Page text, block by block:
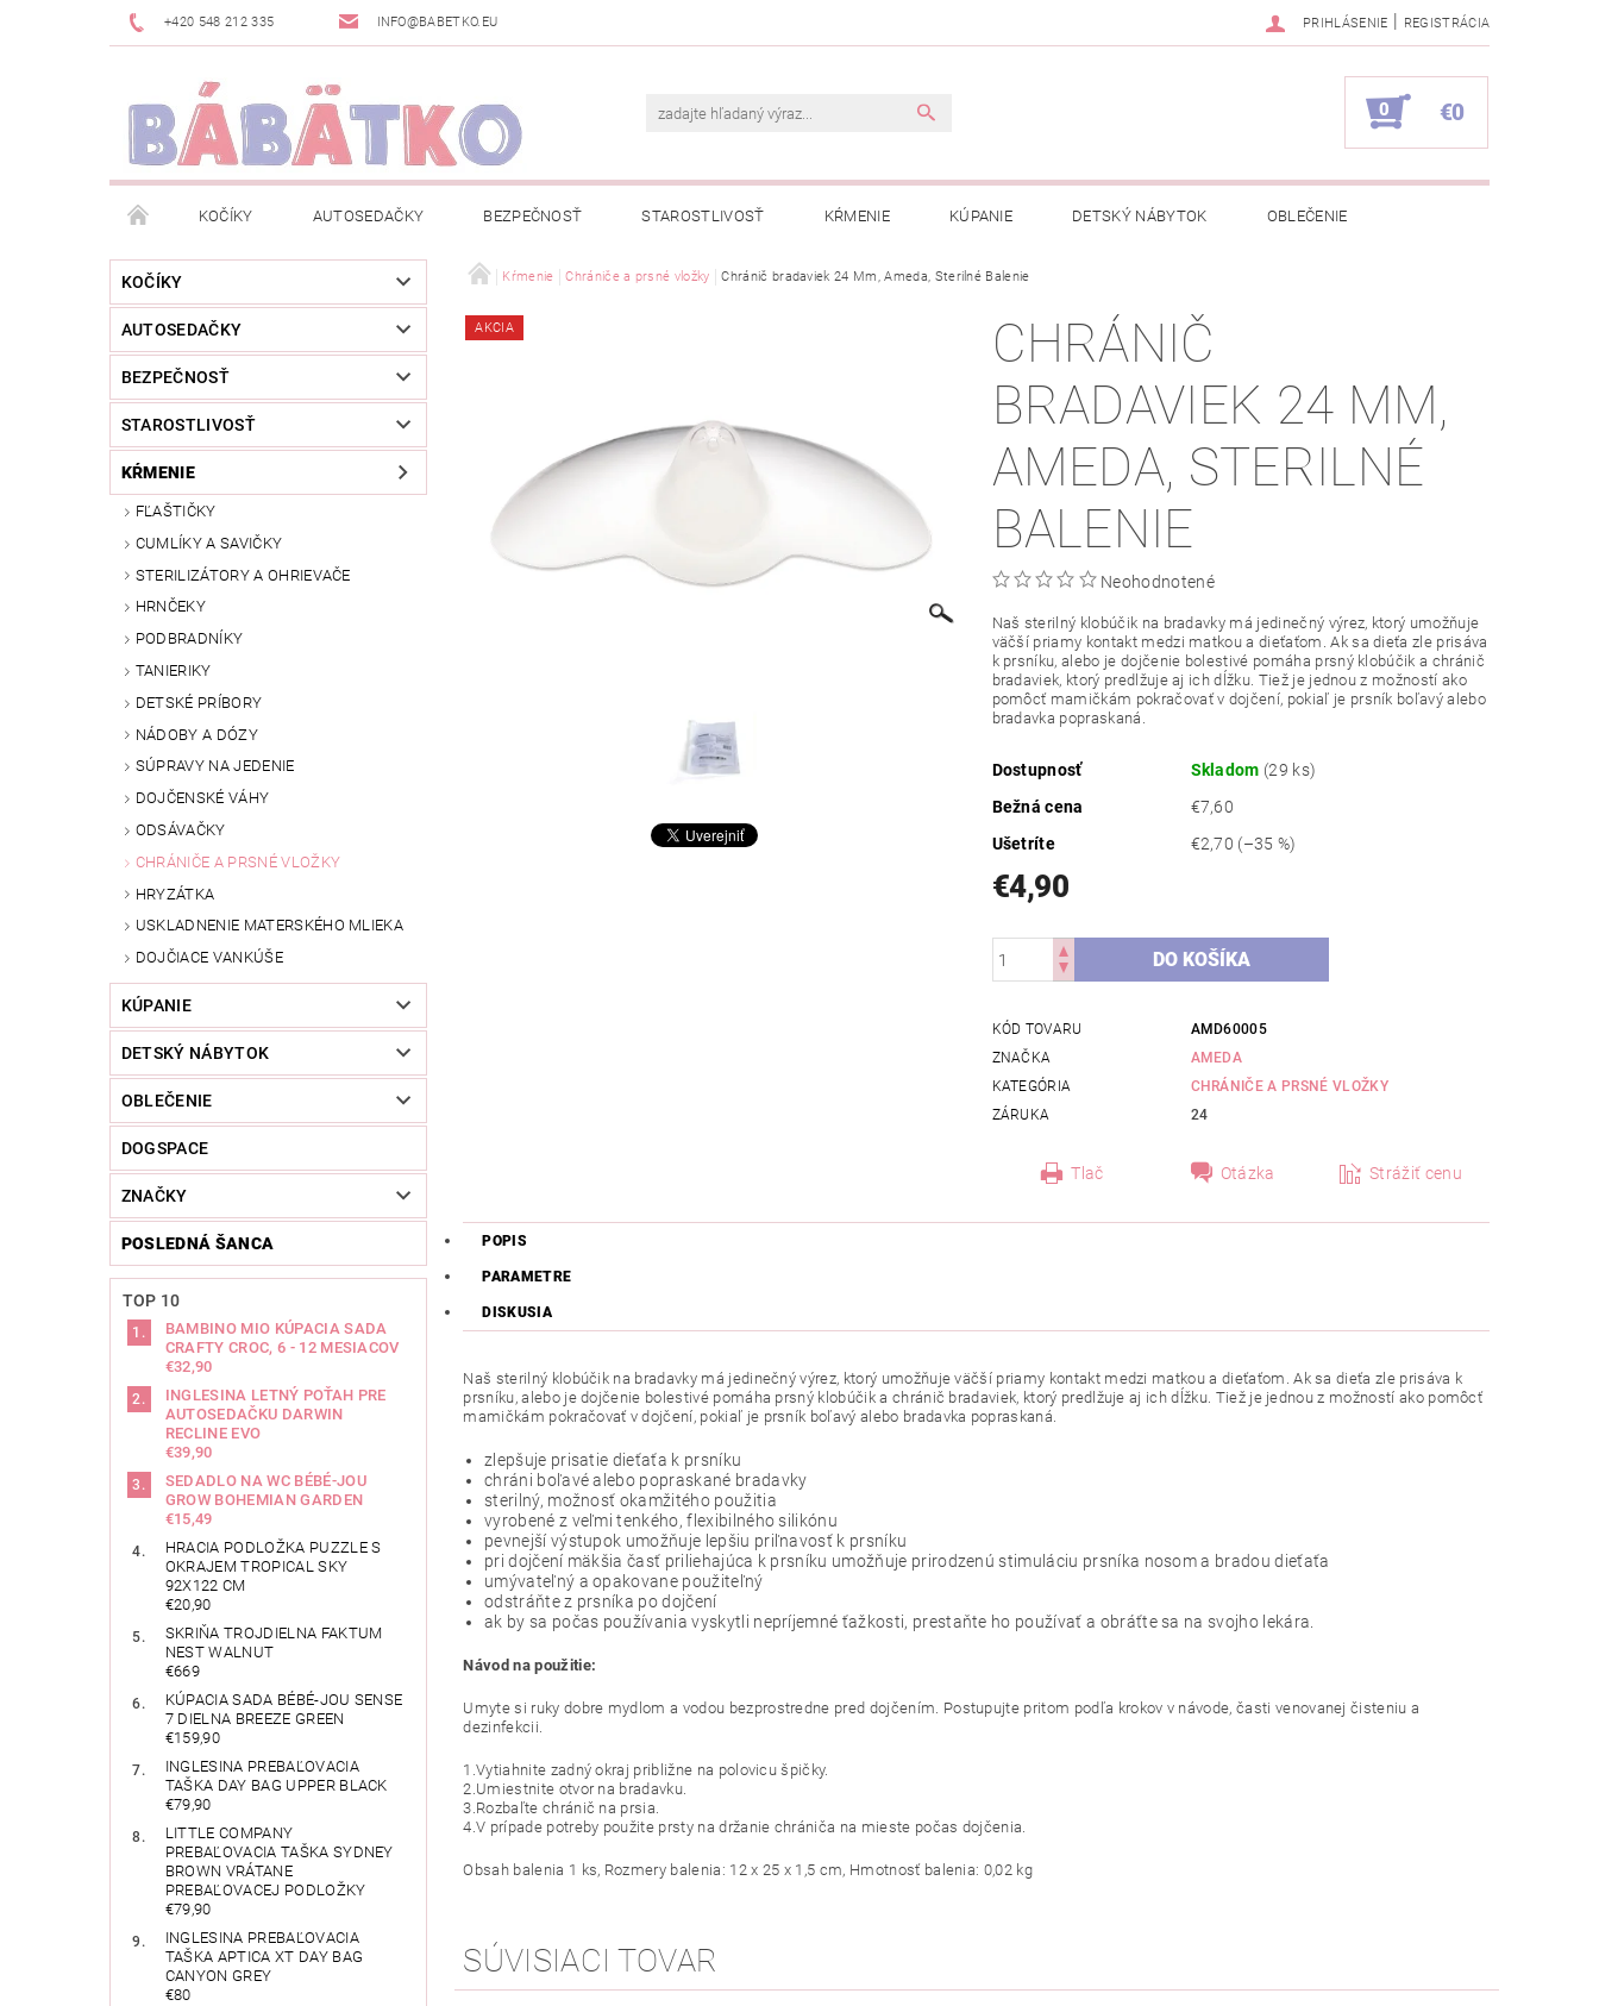
+420 548 212 335 INFO@BABETKO.EU PRIHLÁSENIE | REGISTRÁCIA
0 €0
KOČÍKY AUTOSEDAČKY BEZPEČNOSŤ STAROSTLIVOSŤ KŔMENIE KÚPANIE DETSKÝ NÁBYTOK OBLEČENIE
DOGSPACE POSLEDNÁ ŠANCA OBCHODNÉ PODMIENKY OCHRANA OSOBNÝCH ÚDAJOV
NOVINKY MOJA OBJEDNÁVKA
KOČÍKY
AUTOSEDAČKY
BEZPEČNOSŤ
STAROSTLIVOSŤ
KŔMENIE
FĽAŠTIČKY
CUMLÍKY A SAVIČKY
STERILIZÁTORY A OHRIEVAČE
HRNČEKY
PODBRADNÍKY
TANIERIKY
DETSKÉ PRÍBORY
NÁDOBY A DÓZY
SÚPRAVY NA JEDENIE
DOJČENSKÉ VÁHY
ODSÁVAČKY
CHRÁNIČE A PRSNÉ VLOŽKY
HRYZÁTKA
USKLADNENIE MATERSKÉHO MLIEKA
DOJČIACE VANKÚŠE
KÚPANIE
DETSKÝ NÁBYTOK
OBLEČENIE
DOGSPACE
ZNAČKY
POSLEDNÁ ŠANCA
TOP 10
BAMBINO MIO KÚPACIA SADA
CRAFTY CROC, 6 - 12 MESIACOV
€32,90
INGLESINA LETNÝ POŤAH PRE
AUTOSEDAČKU DARWIN
RECLINE EVO
€39,90
SEDADLO NA WC BÉBÉ-JOU
GROW BOHEMIAN GARDEN
€15,49
HRACIA PODLOŽKA PUZZLE S
OKRAJEM TROPICAL SKY
92X122 CM
€20,90
SKRIŇA TROJDIELNA FAKTUM
NEST WALNUT
€669
KÚPACIA SADA BÉBÉ-JOU SENSE
7 DIELNA BREEZE GREEN
€159,90
INGLESINA PREBAĽOVACIA
TAŠKA DAY BAG UPPER BLACK
€79,90
LITTLE COMPANY
PREBAĽOVACIA TAŠKA SYDNEY
BROWN VRÁTANE
PREBAĽOVACEJ PODLOŽKY
€79,90
INGLESINA PREBAĽOVACIA
TAŠKA APTICA XT DAY BAG
CANYON GREY
€80
Kŕmenie Chrániče a prsné vložky Chránič bradaviek 24 Mm, Ameda, Sterilné Balenie
AKCIA
CHRÁNIČ
BRADAVIEK 24 MM,
AMEDA, STERILNÉ
BALENIE
Neohodnotené
Naš sterilný klobúčik na bradavky má jedinečný výrez, ktorý umožňuje
väčší priamy kontakt medzi matkou a dieťaťom. Ak sa dieťa zle prisáva
k prsníku, alebo je dojčenie bolestivé pomáha prsný klobúčik a chránič
bradaviek, ktorý predlžuje aj ich dĺžku. Tiež je jednou z možností ako
pomôcť mamičkám pokračovať v dojčení, pokiaľ je prsník boľavý alebo
bradavka popraskaná.
Dostupnosť Skladom (29 ks)
Bežná cena
€7,60
Ušetríte
€2,70 (–35 %)
€4,90
KÓD TOVARU
AMD60005
ZNAČKA
AMEDA
KATEGÓRIA
CHRÁNIČE A PRSNÉ VLOŽKY
ZÁRUKA
24
Tlač Otázka Strážiť cenu
POPIS
PARAMETRE
DISKUSIA
Naš sterilný klobúčik na bradavky má jedinečný výrez, ktorý umožňuje väčší priamy kontakt medzi matkou a dieťaťom. Ak sa dieťa zle prisáva k
prsníku, alebo je dojčenie bolestivé pomáha prsný klobúčik a chránič bradaviek, ktorý predlžuje aj ich dĺžku. Tiež je jednou z možností ako pomôcť
mamičkám pokračovať v dojčení, pokiaľ je prsník boľavý alebo bradavka popraskaná.
zlepšuje prisatie dieťaťa k prsníku
chráni boľavé alebo popraskané bradavky
sterilný, možnosť okamžitého použitia
vyrobené z veľmi tenkého, flexibilného silikónu
pevnejší výstupok umožňuje lepšiu priľnavosť k prsníku
pri dojčení mäkšia časť priliehajúca k prsníku umožňuje prirodzenú stimuláciu prsníka nosom a bradou dieťaťa
umývateľný a opakovane použiteľný
odstráňte z prsníka po dojčení
ak by sa počas používania vyskytli nepríjemné ťažkosti, prestaňte ho používať a obráťte sa na svojho lekára.
Návod na použitie:
Umyte si ruky dobre mydlom a vodou bezprostredne pred dojčením. Postupujte pritom podľa krokov v návode, časti venovanej čisteniu a
dezinfekcii.
1.Vytiahnite zadný okraj približne na polovicu špičky.
2.Umiestnite otvor na bradavku.
3.Rozbaľte chránič na prsia.
4.V prípade potreby použite prsty na držanie chrániča na mieste počas dojčenia.
Obsah balenia 1 ks, Rozmery balenia: 12 x 25 x 1,5 cm, Hmotnosť balenia: 0,02 kg
SÚVISIACI TOVAR